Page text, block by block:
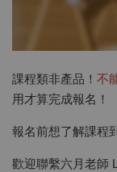
課程類非產品！ 不
用才算完成報名！
報名前想了解課程
歡迎聯繫六月老師